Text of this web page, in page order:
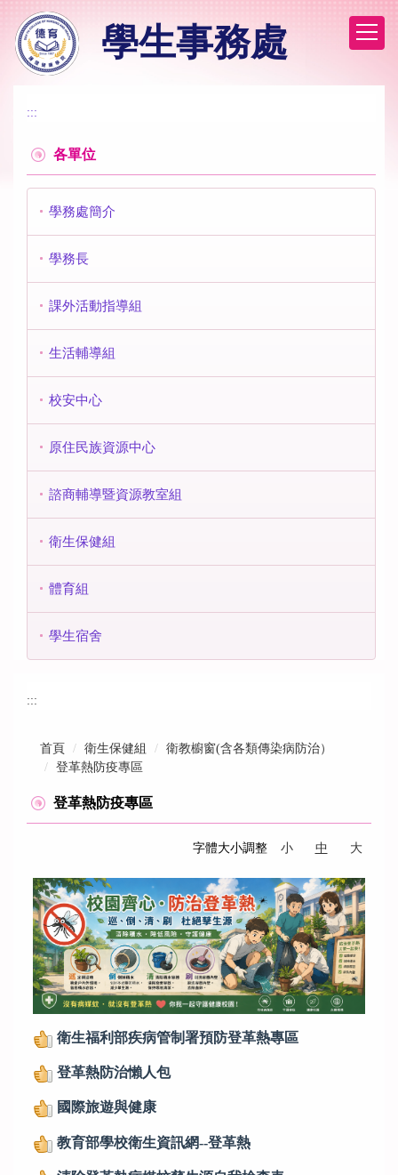
到
主
學生事務處
:::
各單位
學務處簡介
學務長
課外活動指導組
生活輔導組
校安中心
原住民族資源中心
諮商輔導暨資源教室組
衛生保健組
體育組
學生宿舍
:::
首頁 衛生保健組
衛教櫥窗(含各類傳染病防治）
登革熱防疫專區
登革熱防疫專區
字體大小調整 小 中 大
衛生福利部疾病管制署預防登革熱專區
登革熱防治懶人包
國際旅遊與健康
教育部學校衛生資訊網--登革熱